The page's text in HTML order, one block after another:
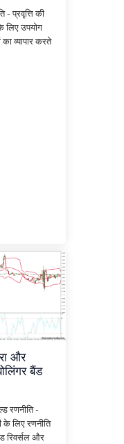
- प्रवृत्ति की
लिए उपयोग
का व्यापार करते
और
बैंड
रणनीति -
के लिए रणनीति
रिवर्सल और